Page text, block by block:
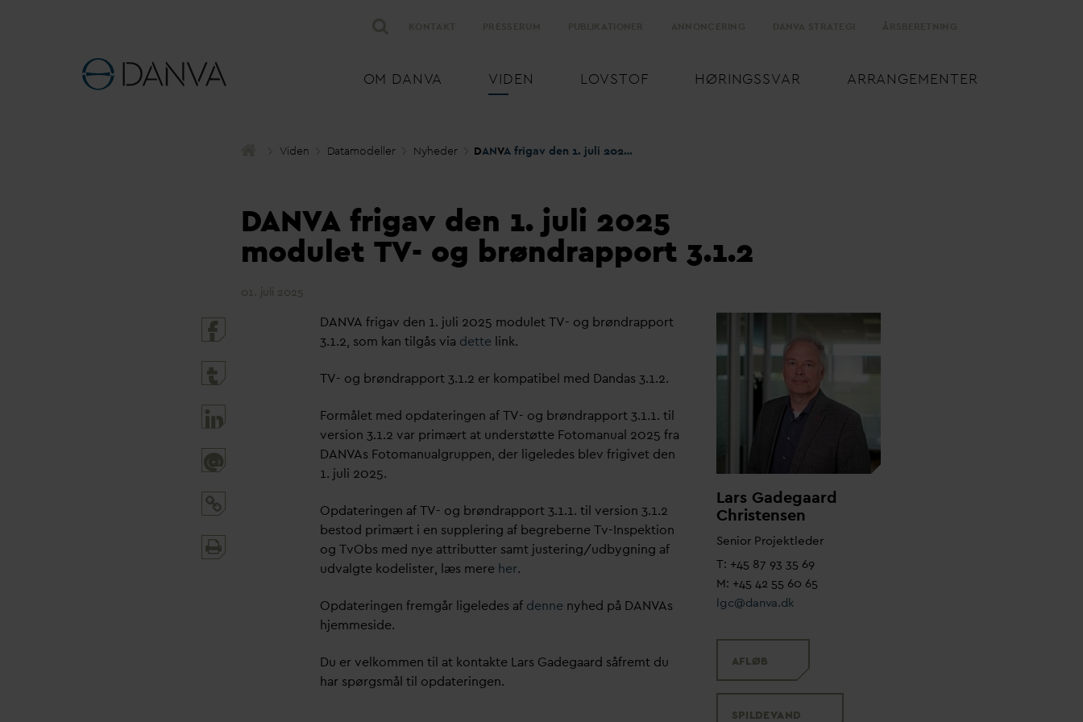
OM DANVA VIDEN LOVSTOF HØRINGSSVAR ARRANGEMENTER
Viden Datamodeller Nyheder DANVA frigav den 1. juli 2025 modulet TV- og brøndrapport 3.1.2
DANVA frigav den 1. juli 2025
modulet TV- og brøndrapport 3.1.2
01. juli 2025
@
DANVA frigav den 1. juli 2025 modulet TV- og brøndrapport
3.1.2, som kan tilgås via dette link.
TV- og brøndrapport 3.1.2 er kompatibel med Dandas 3.1.2.
Formålet med opdateringen af TV- og brøndrapport 3.1.1. til
version 3.1.2 var primært at understøtte Fotomanual 2025 fra
DANVAs Fotomanualgruppen, der ligeledes blev frigivet den
1. juli 2025.
Opdateringen af TV- og brøndrapport 3.1.1. til version 3.1.2
bestod primært i en supplering af begreberne Tv-Inspektion
og TvObs med nye attributter samt justering/udbygning af
udvalgte kodelister, læs mere her.
Opdateringen fremgår ligeledes af denne nyhed på DANVAs
hjemmeside.
Du er velkommen til at kontakte Lars Gadegaard såfremt du
har spørgsmål til opdateringen.
Lars Gadegaard
Christensen
Senior Projektleder
T: +45 87 93 35 69
M: +45 42 55 60 65
lgc@danva.dk
AFLØB
SPILDEVAND